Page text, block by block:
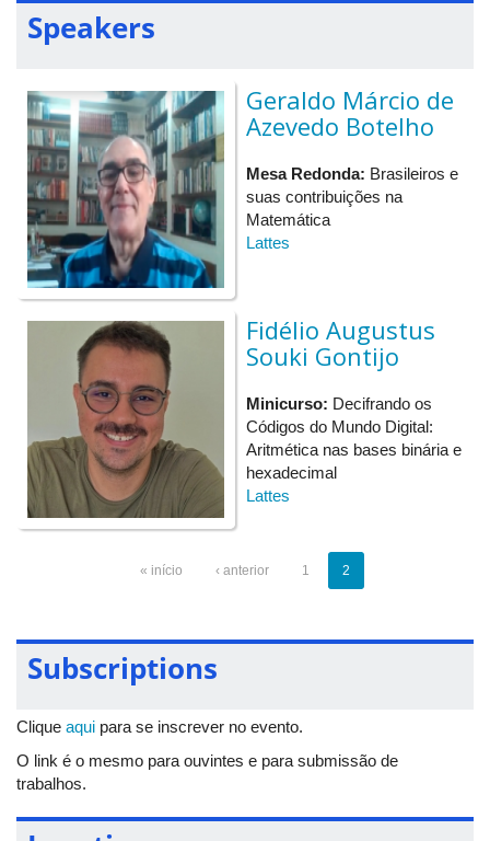
Speakers
Geraldo Márcio de
Azevedo Botelho
Mesa Redonda: Brasileiros e
suas contribuições na
Matemática
Lattes
Fidélio Augustus
Souki Gontijo
Minicurso: Decifrando os
Códigos do Mundo Digital:
Aritmética nas bases binária e
hexadecimal
Lattes
« início ‹ anterior 1 2
Subscriptions
Clique aqui para se inscrever no evento.
O link é o mesmo para ouvintes e para submissão de
trabalhos.